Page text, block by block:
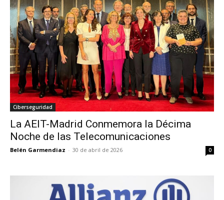
Ciberseguridad
La AEIT-Madrid Conmemora la Décima
Noche de las Telecomunicaciones
Belén Garmendiaz - 30 de abril de 2026 0